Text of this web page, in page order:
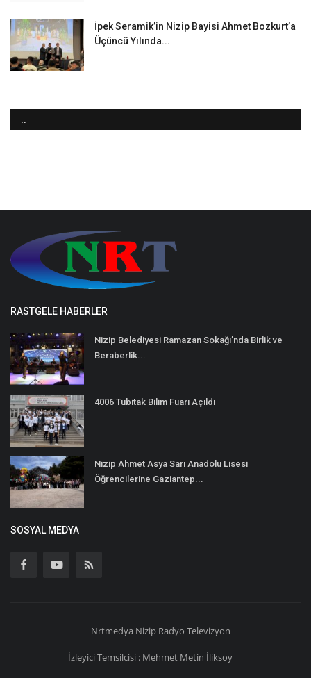
İpek Seramik’in Nizip Bayisi Ahmet Bozkurt’a
Üçüncü Yılında...
..
RASTGELE HABERLER
Nizip Belediyesi Ramazan Sokağı’nda Birlik ve
Beraberlik...
4006 Tubitak Bilim Fuarı Açıldı
Nizip Ahmet Asya Sarı Anadolu Lisesi
Öğrencilerine Gaziantep...
SOSYAL MEDYA
Nrtmedya Nizip Radyo Televizyon
İzleyici Temsilcisi : Mehmet Metin İliksoy